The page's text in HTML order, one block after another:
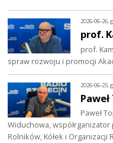
2026-06-26,
prof.
prof.
spraw rozwoju i promocji
2026-06-25,
Paweł
Widuchowa,
Rolników, Kółek i Organizacji